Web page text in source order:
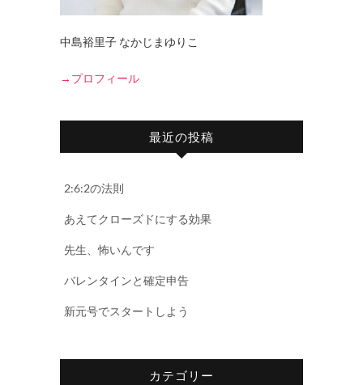
中島裕里子 なかじまゆりこ
→プロフィール
最近の投稿
2:6:2の法則
あえてクローズドにする効果
先生、怖いんです
バレンタインと確定申告
新元号でスタートしよう
カテゴリー